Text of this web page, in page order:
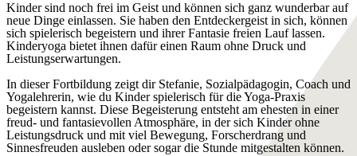
Kinder sind noch frei im Geist und können sich ganz wunderbar auf
neue Dinge einlassen. Sie haben den Entdeckergeist in sich, können
sich spielerisch begeistern und ihrer Fantasie freien Lauf lassen.
Kinderyoga bietet ihnen dafür einen Raum ohne Druck und
Leistungserwartungen.
In dieser Fortbildung zeigt dir Stefanie, Sozialpädagogin, Coach und
Yogalehrerin, wie du Kinder spielerisch für die Yoga-Praxis
begeistern kannst. Diese Begeisterung entsteht am ehesten in einer
freud- und fantasievollen Atmosphäre, in der sich Kinder ohne
Leistungsdruck und mit viel Bewegung, Forscherdrang und
Sinnesfreuden ausleben oder sogar die Stunde mitgestalten können.